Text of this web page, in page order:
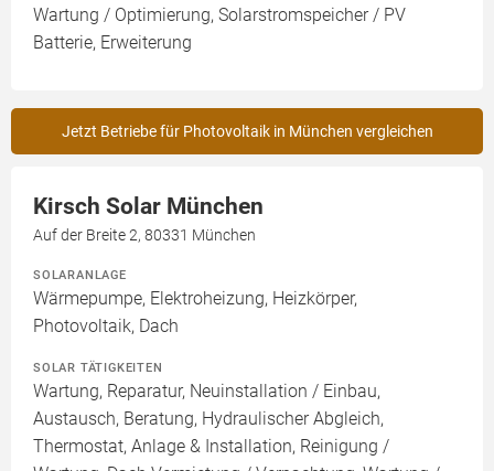
Wartung / Optimierung, Solarstromspeicher / PV
Batterie, Erweiterung
Jetzt Betriebe für Photovoltaik in München vergleichen
Kirsch Solar München
Auf der Breite 2, 80331 München
SOLARANLAGE
Wärmepumpe, Elektroheizung, Heizkörper,
Photovoltaik, Dach
SOLAR TÄTIGKEITEN
Wartung, Reparatur, Neuinstallation / Einbau,
Austausch, Beratung, Hydraulischer Abgleich,
Thermostat, Anlage & Installation, Reinigung /